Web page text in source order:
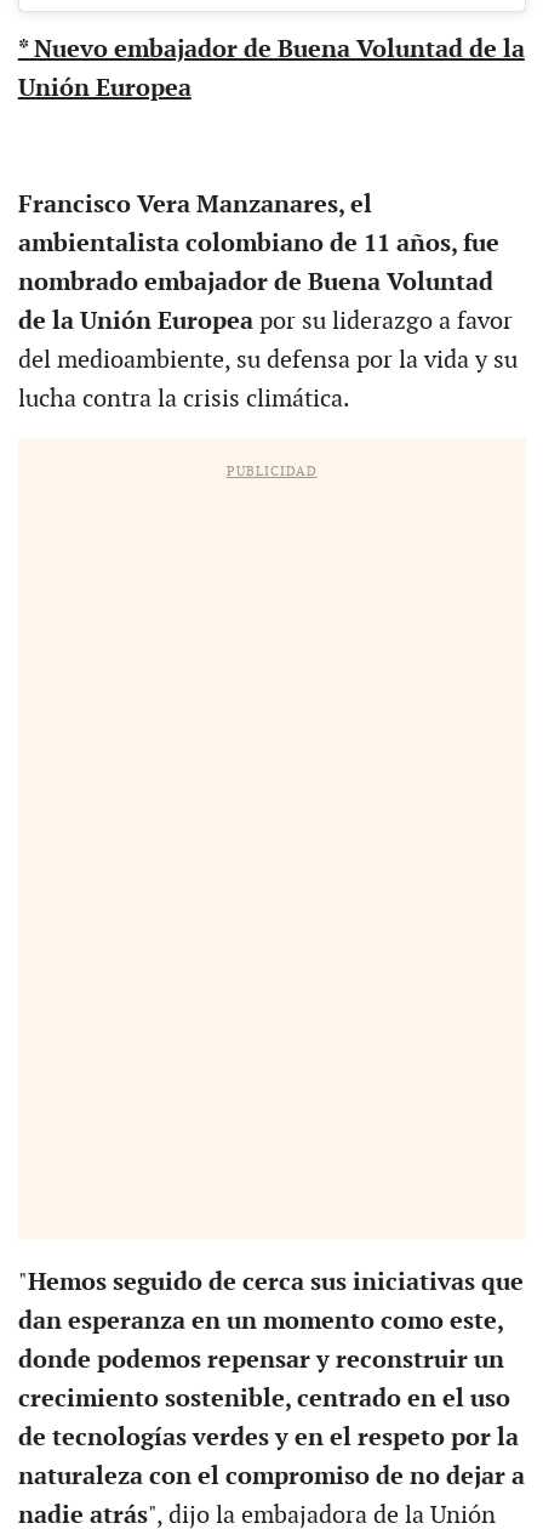
* Nuevo embajador de Buena Voluntad de la
Unión Europea
Francisco Vera Manzanares, el
ambientalista colombiano de 11 años, fue
nombrado embajador de Buena Voluntad
de la Unión Europeapor su liderazgo a favor
del medioambiente, su defensa por la vida y su
lucha contra la crisis climática.
PUBLICIDAD
"Hemos seguido de cerca sus iniciativas que
dan esperanza en un momento como este,
donde podemos repensar y reconstruir un
crecimiento sostenible, centrado en el uso
de tecnologías verdes y en el respeto por la
naturaleza con el compromiso de no dejar a
nadie atrás", dijo la embajadora de la Unión